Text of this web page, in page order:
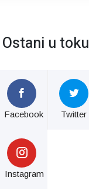
Ostani u toku
Facebook Twitter
Instagram